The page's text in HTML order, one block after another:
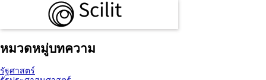
หมวดหมู่บทความ
รัฐศาสตร์